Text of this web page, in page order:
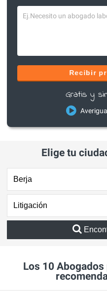
Recibir
Gratis y
Elige tu
Los 10